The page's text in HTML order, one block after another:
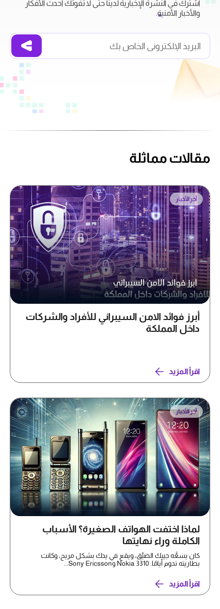
اشترك في النشرة الإخبارية لدينا حتى لا تفوتك أحدث الأفكار
والأخبار الأمنية.
مقالات مماثلة
آخر الأخبار
أبرز فوائد الامن السيبراني للأفراد والشركات
داخل المملكة
اقرأ المزيد
آخر الأخبار
لماذا اختفت الهواتف الصغيرة؟ الأسباب
الكاملة وراء نهايتها
كان يسعُّه جيبك الضيِّق، ويقع في يدك بشكل مريح، وكانت
بطاريته تدوم أيامًا. Nokia 3310 وSony Ericsson...
اقرأ المزيد